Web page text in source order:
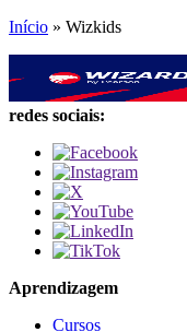
Início » Wizkids
redes sociais:
Aprendizagem
Cursos